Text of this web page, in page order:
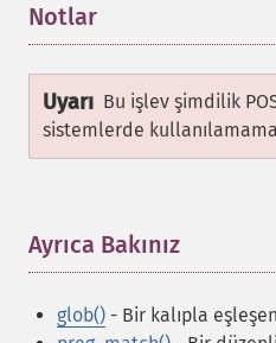
Notlar
Uyarı Bu işlev şimdilik
sistemlerde
Ayrıca Bakınız
glob() - Bir kalıpla